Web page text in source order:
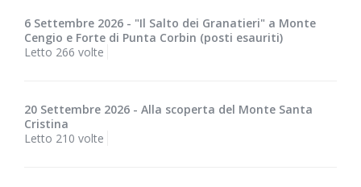
6 Settembre 2026 - "Il Salto dei Granatieri" a Monte
Cengio e Forte di Punta Corbin (posti esauriti)
Letto 266 volte
20 Settembre 2026 - Alla scoperta del Monte Santa
Cristina
Letto 210 volte